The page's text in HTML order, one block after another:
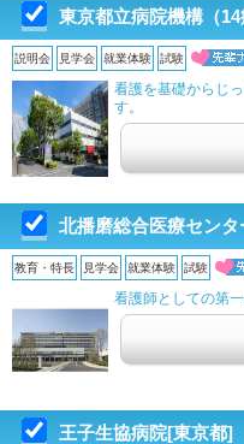
東京都立病院機構（
説明会 見学会 就業体験 試験
看護を基礎からじ
す。
北播磨総合医療セン
教育・特長 見学会 就業体験 試験
看護師としての第
王子生協病院[東京都]